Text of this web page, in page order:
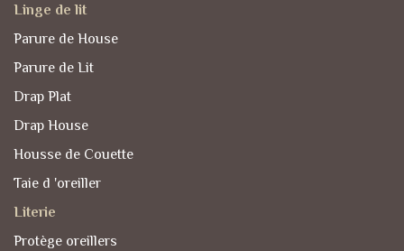
Linge de lit
Parure de House
Parure de Lit
Drap Plat
Drap House
Housse de Couette
Taie d 'oreiller
Literie
Protège oreillers